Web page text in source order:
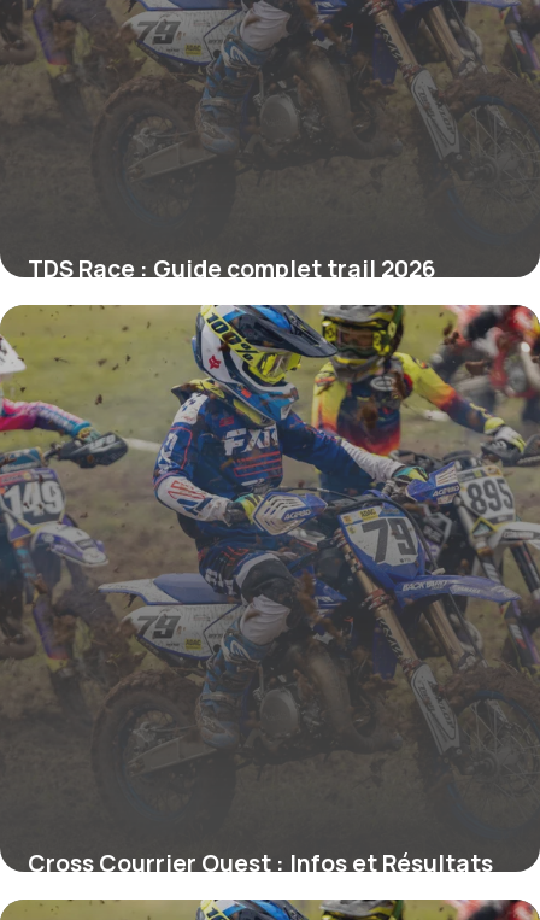
TDS Race : Guide complet trail 2026
29 mai 2026
Cross Courrier Ouest : Infos et Résultats
28 mai 2026